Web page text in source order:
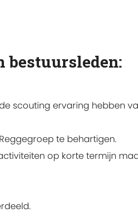
bestuursleden:
scouting ervaring hebben
te behartigen.
op korte termijn